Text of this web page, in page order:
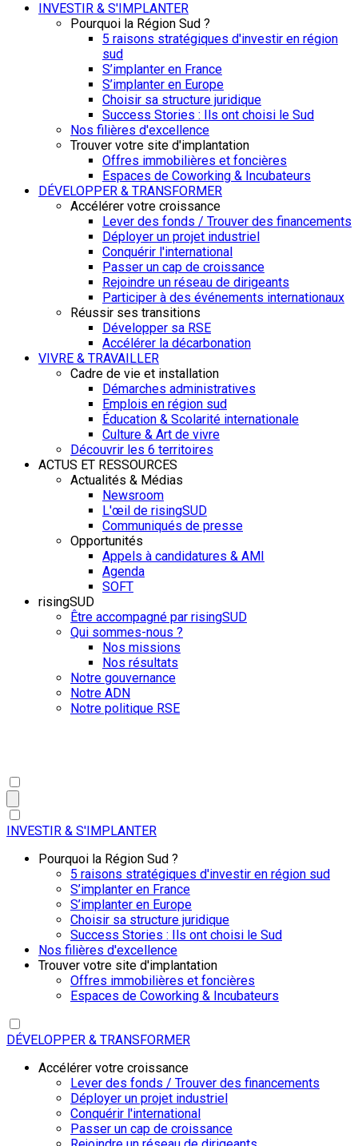
INVESTIR & S'IMPLANTER
Pourquoi la Région Sud ?
5 raisons stratégiques d'investir en région
sud
S’implanter en France
S’implanter en Europe
Choisir sa structure juridique
Success Stories : Ils ont choisi le Sud
Nos filières d'excellence
Trouver votre site d'implantation
Offres immobilières et foncières
Espaces de Coworking & Incubateurs
DÉVELOPPER & TRANSFORMER
Accélérer votre croissance
Lever des fonds / Trouver des financements
Déployer un projet industriel
Conquérir l'international
Passer un cap de croissance
Rejoindre un réseau de dirigeants
Participer à des événements internationaux
Réussir ses transitions
Développer sa RSE
Accélérer la décarbonation
VIVRE & TRAVAILLER
Cadre de vie et installation
Démarches administratives
Emplois en région sud
Éducation & Scolarité internationale
Culture & Art de vivre
Découvrir les 6 territoires
ACTUS ET RESSOURCES
Actualités & Médias
Newsroom
L'œil de risingSUD
Communiqués de presse
Opportunités
Appels à candidatures & AMI
Agenda
SOFT
risingSUD
Être accompagné par risingSUD
Qui sommes-nous ?
Nos missions
Nos résultats
Notre gouvernance
Notre ADN
Notre politique RSE
INVESTIR & S'IMPLANTER
Pourquoi la Région Sud ?
5 raisons stratégiques d'investir en région sud
S’implanter en France
S’implanter en Europe
Choisir sa structure juridique
Success Stories : Ils ont choisi le Sud
Nos filières d'excellence
Trouver votre site d'implantation
Offres immobilières et foncières
Espaces de Coworking & Incubateurs
DÉVELOPPER & TRANSFORMER
Accélérer votre croissance
Lever des fonds / Trouver des financements
Déployer un projet industriel
Conquérir l'international
Passer un cap de croissance